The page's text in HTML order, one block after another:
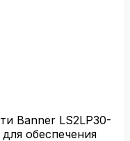
Banner LS2LP30-
обеспечения